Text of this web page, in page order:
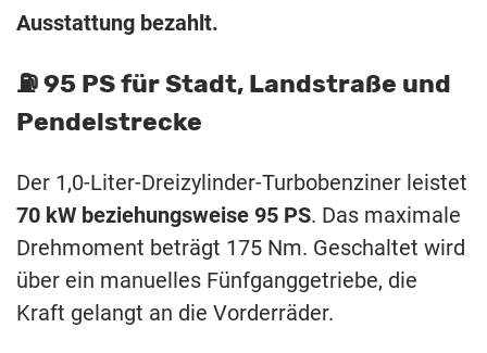
Ausstattung bezahlt.
⛽️ 95 PS für Stadt, Landstraße und
Pendelstrecke
Der 1,0-Liter-Dreizylinder-Turbobenziner leistet
70 kW beziehungsweise 95 PS. Das maximale
Drehmoment beträgt 175 Nm. Geschaltet wird
über ein manuelles Fünfganggetriebe, die
Kraft gelangt an die Vorderräder.